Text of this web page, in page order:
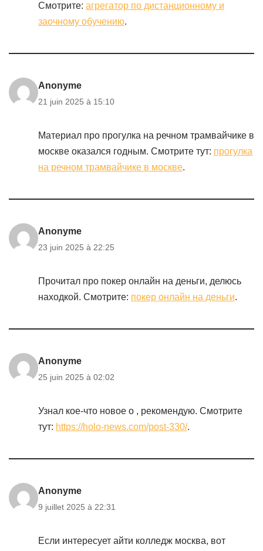
Смотрите: агрегатор по дистанционному и
заочному обучению.
Anonyme
21 juin 2025 à 15:10
Материал про прогулка на речном трамвайчике в
москве оказался годным. Смотрите тут: прогулка
на речном трамвайчике в москве.
Anonyme
23 juin 2025 à 22:25
Прочитал про покер онлайн на деньги, делюсь
находкой. Смотрите: покер онлайн на деньги.
Anonyme
25 juin 2025 à 02:02
Узнал кое-что новое о , рекомендую. Смотрите
тут: https://holo-news.com/post-330/.
Anonyme
9 juillet 2025 à 22:31
Если интересует айти колледж москва, вот